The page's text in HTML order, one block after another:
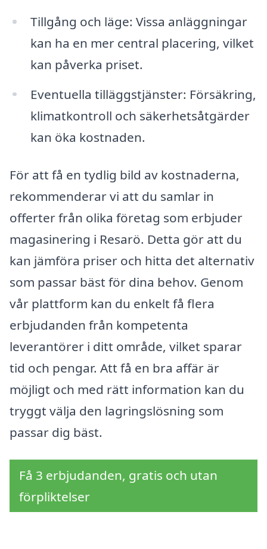
Tillgång och läge: Vissa anläggningar
kan ha en mer central placering, vilket
kan påverka priset.
Eventuella tilläggstjänster: Försäkring,
klimatkontroll och säkerhetsåtgärder
kan öka kostnaden.
För att få en tydlig bild av kostnaderna,
rekommenderar vi att du samlar in
offerter från olika företag som erbjuder
magasinering i Resarö. Detta gör att du
kan jämföra priser och hitta det alternativ
som passar bäst för dina behov. Genom
vår plattform kan du enkelt få flera
erbjudanden från kompetenta
leverantörer i ditt område, vilket sparar
tid och pengar. Att få en bra affär är
möjligt och med rätt information kan du
tryggt välja den lagringslösning som
passar dig bäst.
Få 3 erbjudanden, gratis och utan
förpliktelser